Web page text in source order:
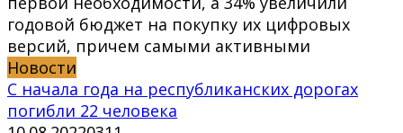
годовой бюджет на покупку их цифровых
версий, причем самыми активными
Новости
С начала года на республиканских дорогах
погибли 22 человека